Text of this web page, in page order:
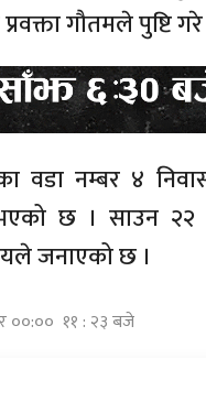
गौतमले पुष्टि गरे
वडा नम्बर ४
छ । साउन २२
जनाएको छ ।
००:०० ११ : २३ बजे